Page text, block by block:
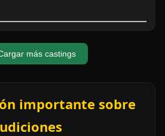
más castings
importante sobre